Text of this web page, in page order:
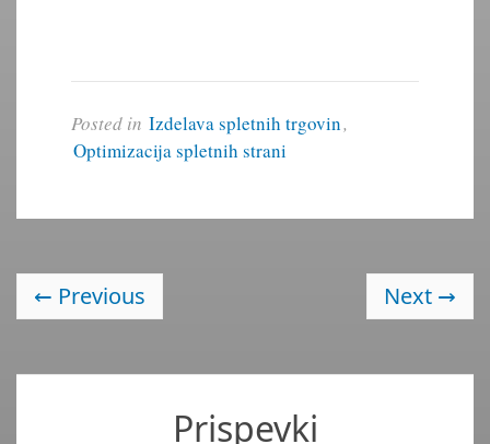
Posted in Izdelava spletnih trgovin,
Optimizacija spletnih strani
← Previous Next →
Prispevki